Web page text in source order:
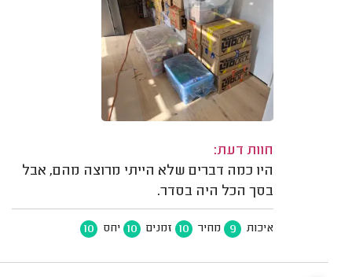
חוות דעת:
היו כמה דברים שלא הייתי מרוצה מהם, אבל
בסך הכל היה בסדר.
איכות 9 מחיר 10 זמנים 10 יחס 10